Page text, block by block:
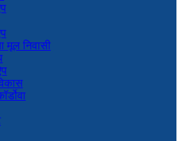
मूल निवासी